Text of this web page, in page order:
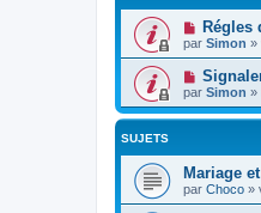
Régles
par Simon »
par Simon »
SUJETS
Mariage
par Choco »